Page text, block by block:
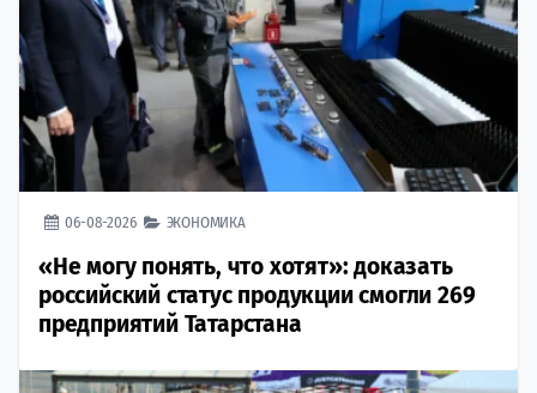
06-08-2026 ЭКОНОМИКА
«Не могу понять, что хотят»: доказать
российский статус продукции смогли 269
предприятий Татарстана